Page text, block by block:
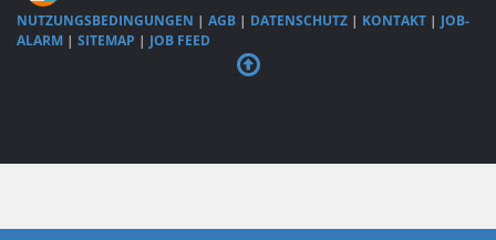
NUTZUNGSBEDINGUNGEN | AGB | DATENSCHUTZ | KONTAKT | JOB-
ALARM | SITEMAP | JOB FEED